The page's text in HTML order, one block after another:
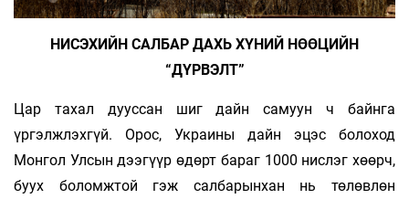
НИСЭХИЙН САЛБАР ДАХЬ ХҮНИЙ НӨӨЦИЙН
“ДҮРВЭЛТ”
Цар тахал дууссан шиг дайн самуун ч байнга
үргэлжлэхгүй. Орос, Украины дайн эцэс болоход
Монгол Улсын дээгүүр өдөрт бараг 1000 нислэг хөөрч,
буух боломжтой гэж салбарынхан нь төлөвлөн